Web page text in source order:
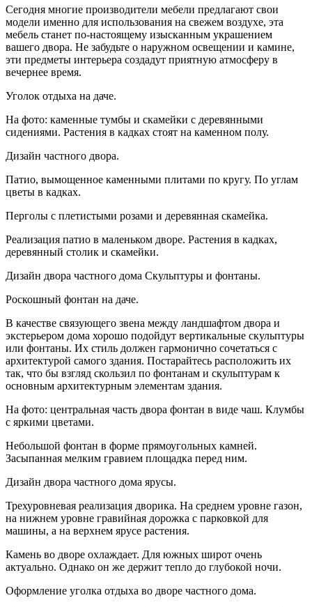
Сегодня многие производители мебели предлагают свои
модели именно для использования на свежем воздухе, эта
мебель станет по-настоящему изысканным украшением
вашего двора. Не забудьте о наружном освещении и камине,
эти предметы интерьера создадут приятную атмосферу в
вечернее время.
Уголок отдыха на даче.
На фото: каменные тумбы и скамейки с деревянными
сидениями. Растения в кадках стоят на каменном полу.
Дизайн частного двора.
Патио, вымощенное каменными плитами по кругу. По углам
цветы в кадках.
Перголы с плетистыми розами и деревянная скамейка.
Реализация патио в маленьком дворе. Растения в кадках,
деревянный столик и скамейки.
Дизайн двора частного дома Скульптуры и фонтаны.
Роскошный фонтан на даче.
В качестве связующего звена между ландшафтом двора и
экстерьером дома хорошо подойдут вертикальные скульптуры
или фонтаны. Их стиль должен гармонично сочетаться с
архитектурой самого здания. Постарайтесь расположить их
так, что бы взгляд скользил по фонтанам и скульптурам к
основным архитектурным элементам здания.
На фото: центральная часть двора фонтан в виде чаш. Клумбы
с яркими цветами.
Небольшой фонтан в форме прямоугольных камней.
Засыпанная мелким гравием площадка перед ним.
Дизайн двора частного дома ярусы.
Трехуровневая реализация дворика. На среднем уровне газон,
на нижнем уровне гравийная дорожка с парковкой для
машины, а на верхнем ярусе растения.
Камень во дворе охлаждает. Для южных широт очень
актуально. Однако он же держит тепло до глубокой ночи.
Оформление уголка отдыха во дворе частного дома.